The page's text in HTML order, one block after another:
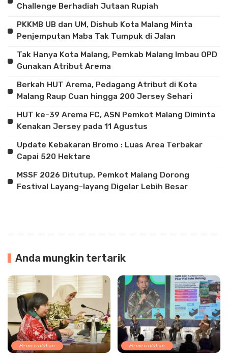
Challenge Berhadiah Jutaan Rupiah
PKKMB UB dan UM, Dishub Kota Malang Minta
Penjemputan Maba Tak Tumpuk di Jalan
Tak Hanya Kota Malang, Pemkab Malang Imbau OPD
Gunakan Atribut Arema
Berkah HUT Arema, Pedagang Atribut di Kota
Malang Raup Cuan hingga 200 Jersey Sehari
HUT ke-39 Arema FC, ASN Pemkot Malang Diminta
Kenakan Jersey pada 11 Agustus
Update Kebakaran Bromo : Luas Area Terbakar
Capai 520 Hektare
MSSF 2026 Ditutup, Pemkot Malang Dorong
Festival Layang-layang Digelar Lebih Besar
Anda mungkin tertarik
Pemerintahan Pemerintahan